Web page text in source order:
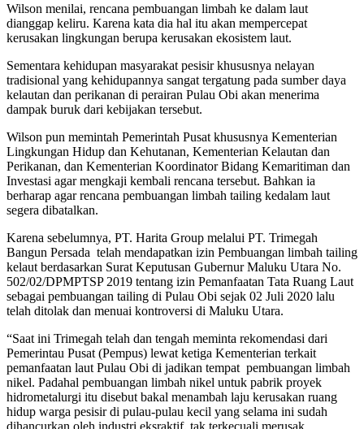
Wilson menilai, rencana pembuangan limbah ke dalam laut
dianggap keliru. Karena kata dia hal itu akan mempercepat
kerusakan lingkungan berupa kerusakan ekosistem laut.
Sementara kehidupan masyarakat pesisir khususnya nelayan
tradisional yang kehidupannya sangat tergatung pada sumber daya
kelautan dan perikanan di perairan Pulau Obi akan menerima
dampak buruk dari kebijakan tersebut.
Wilson pun memintah Pemerintah Pusat khususnya Kementerian
Lingkungan Hidup dan Kehutanan, Kementerian Kelautan dan
Perikanan, dan Kementerian Koordinator Bidang Kemaritiman dan
Investasi agar mengkaji kembali rencana tersebut. Bahkan ia
berharap agar rencana pembuangan limbah tailing kedalam laut
segera dibatalkan.
Karena sebelumnya, PT. Harita Group melalui PT. Trimegah
Bangun Persada telah mendapatkan izin Pembuangan limbah tailing
kelaut berdasarkan Surat Keputusan Gubernur Maluku Utara No.
502/02/DPMPTSP 2019 tentang izin Pemanfaatan Tata Ruang Laut
sebagai pembuangan tailing di Pulau Obi sejak 02 Juli 2020 lalu
telah ditolak dan menuai kontroversi di Maluku Utara.
“Saat ini Trimegah telah dan tengah meminta rekomendasi dari
Pemerintau Pusat (Pempus) lewat ketiga Kementerian terkait
pemanfaatan laut Pulau Obi di jadikan tempat pembuangan limbah
nikel. Padahal pembuangan limbah nikel untuk pabrik proyek
hidrometalurgi itu disebut bakal menambah laju kerusakan ruang
hidup warga pesisir di pulau-pulau kecil yang selama ini sudah
dihancurkan oleh industri eksraktif, tak terkecuali merusak